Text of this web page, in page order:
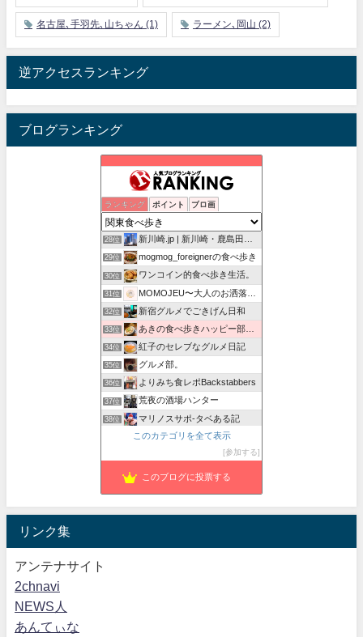
名古屋､手羽先､山ちゃん (1) ラーメン､岡山 (2)
逆アクセスランキング
ブログランキング
ランキング ポイント ブロ画
26位 Foodie Blues：減酒逃避行
27位 孤高の千葉グルメ
28位 新川崎.jp | 新川崎・鹿島田の地域情報配信中！
29位 mogmog_foreignerの食べ歩き
30位 ワンコイン的食べ歩き生活。
31位 MOMOJEU〜大人のお洒落な旅とグルメ。
32位 新宿グルメでごきげん日和
33位 あきの食べ歩きハッピー部｜東長崎・西武池袋線沿線グルメ
34位 紅子のセレブなグルメ日記
35位 グルメ部。
36位 よりみち食レポBackstabbers
37位 荒夜の酒場ハンター
38位 マリノスサポ-タベある記
館山、南房総のランチ、グルメ、カフェおすすめ情報
このカテゴリを全て表示
参加する
このブログに投票する
リンク集
アンテナサイト
2chnavi
NEWS人
あんてぃな